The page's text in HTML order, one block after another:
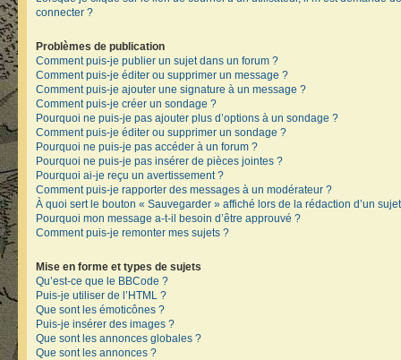
connecter ?
Problèmes de publication
Comment puis-je publier un sujet dans un forum ?
Comment puis-je éditer ou supprimer un message ?
Comment puis-je ajouter une signature à un message ?
Comment puis-je créer un sondage ?
Pourquoi ne puis-je pas ajouter plus d’options à un sondage ?
Comment puis-je éditer ou supprimer un sondage ?
Pourquoi ne puis-je pas accéder à un forum ?
Pourquoi ne puis-je pas insérer de pièces jointes ?
Pourquoi ai-je reçu un avertissement ?
Comment puis-je rapporter des messages à un modérateur ?
À quoi sert le bouton « Sauvegarder » affiché lors de la rédaction d’un
Pourquoi mon message a-t-il besoin d’être approuvé ?
Comment puis-je remonter mes sujets ?
Mise en forme et types de sujets
Qu’est-ce que le BBCode ?
Puis-je utiliser de l’HTML ?
Que sont les émoticônes ?
Puis-je insérer des images ?
Que sont les annonces globales ?
Que sont les annonces ?